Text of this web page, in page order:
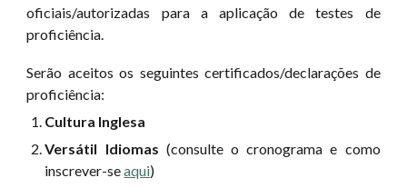
oficiais/autorizadas para a aplicação de testes de
proficiência.
Serão aceitos os seguintes certificados/declarações de
proficiência:
Cultura Inglesa
Versátil Idiomas (consulte o cronograma e como
inscrever-seaqui)